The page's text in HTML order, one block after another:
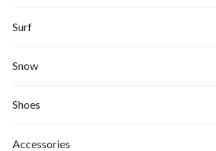
Banks Journal
Critical Slide(TCSS)
Afends
Roial
Surf
Surfboards
Snow
Board
Binding
Shoes
Sandals
Accessories